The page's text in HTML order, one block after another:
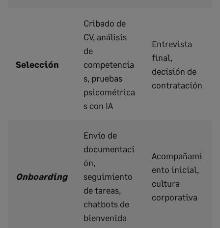
Selección
Cribado de
CV, análisis
de
competencia
s, pruebas
psicométrica
s con IA
Entrevista
final,
decisión de
contratación
Onboarding
Envío de
documentaci
ón,
seguimiento
de tareas,
chatbots de
bienvenida
Acompañami
ento inicial,
cultura
corporativa